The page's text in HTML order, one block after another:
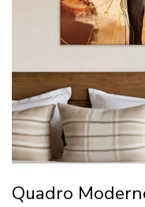
Quadro